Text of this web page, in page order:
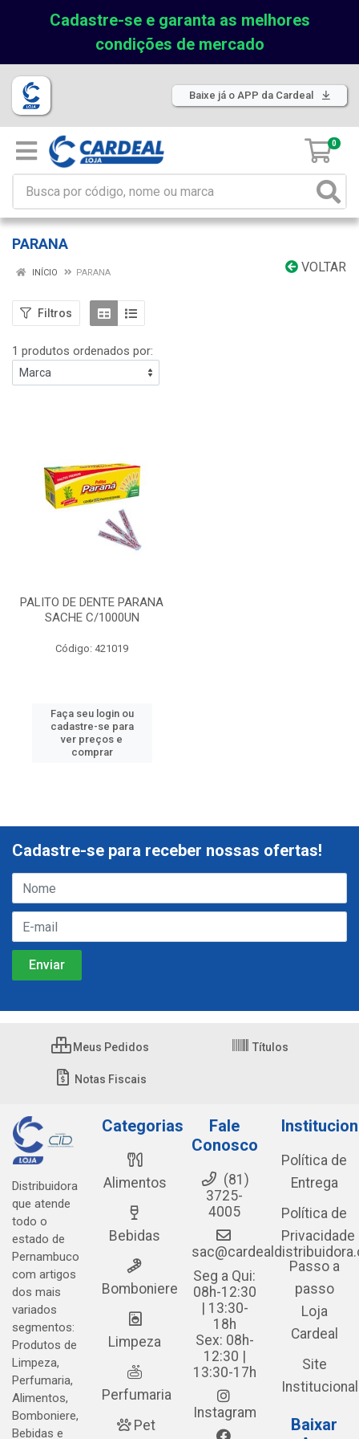
Cadastre-se e garanta as melhores
condições de mercado
Baixe já o APP da Cardeal
0
PARANA
VOLTAR
INÍCIO PARANA
Filtros
1 produtos ordenados por:
PALITO DE DENTE PARANA
SACHE C/1000UN
Código: 421019
Faça seu login ou
cadastre-se para
ver preços e
comprar
Cadastre-se para receber nossas ofertas!
Meus Pedidos Títulos
Notas Fiscais
Distribuidora
que atende
todo o
estado de
Pernambuco
com artigos
dos mais
variados
segmentos:
Produtos de
Limpeza,
Perfumaria,
Alimentos,
Bomboniere,
Bebidas e
Categorias
Alimentos
Bebidas
Bomboniere
Limpeza
Perfumaria
Pet
Fale
Conosco
(81)
3725-
4005
Seg a Qui:
08h-12:30
| 13:30-
18h
Sex: 08h-
12:30 |
13:30-17h
Instagram
Política de
Entrega
Política de
Privacidade
Passo a
passo
Loja
Cardeal
Site
Institucional
Baixar